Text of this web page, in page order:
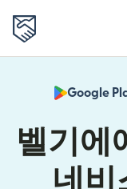
Google
벨기에
네비